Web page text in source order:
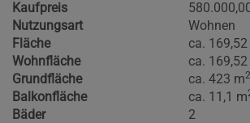
Kaufpreis
Nutzungsart
Wohnen
Fläche
ca.
Wohnfläche ca.
Grundfläche ca. 423 m2
Balkonfläche ca. 11,1 m
Bäder
2